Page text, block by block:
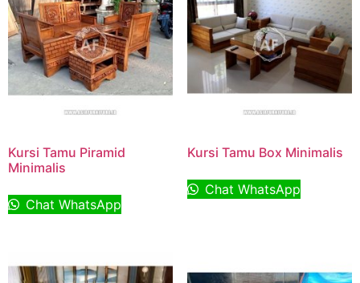
Kursi Tamu Piramid
Minimalis
Chat WhatsApp
Kursi Tamu Box Minimalis
Chat WhatsApp